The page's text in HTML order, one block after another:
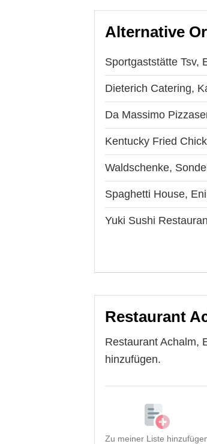
Alternative
Sportgaststätte Tsv,
Dieterich Catering,
Da Massimo
Kentucky Fried
Waldschenke,
Spaghetti House,
Yuki Sushi
Restaurant
Restaurant Achalm,
hinzufügen.
Zu meiner Liste